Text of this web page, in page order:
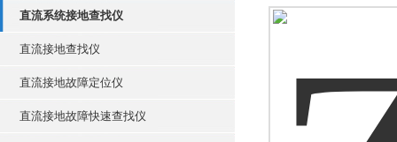
直流系统接地查找仪
直流接地查找仪
直流接地故障定位仪
直流接地故障快速查找仪